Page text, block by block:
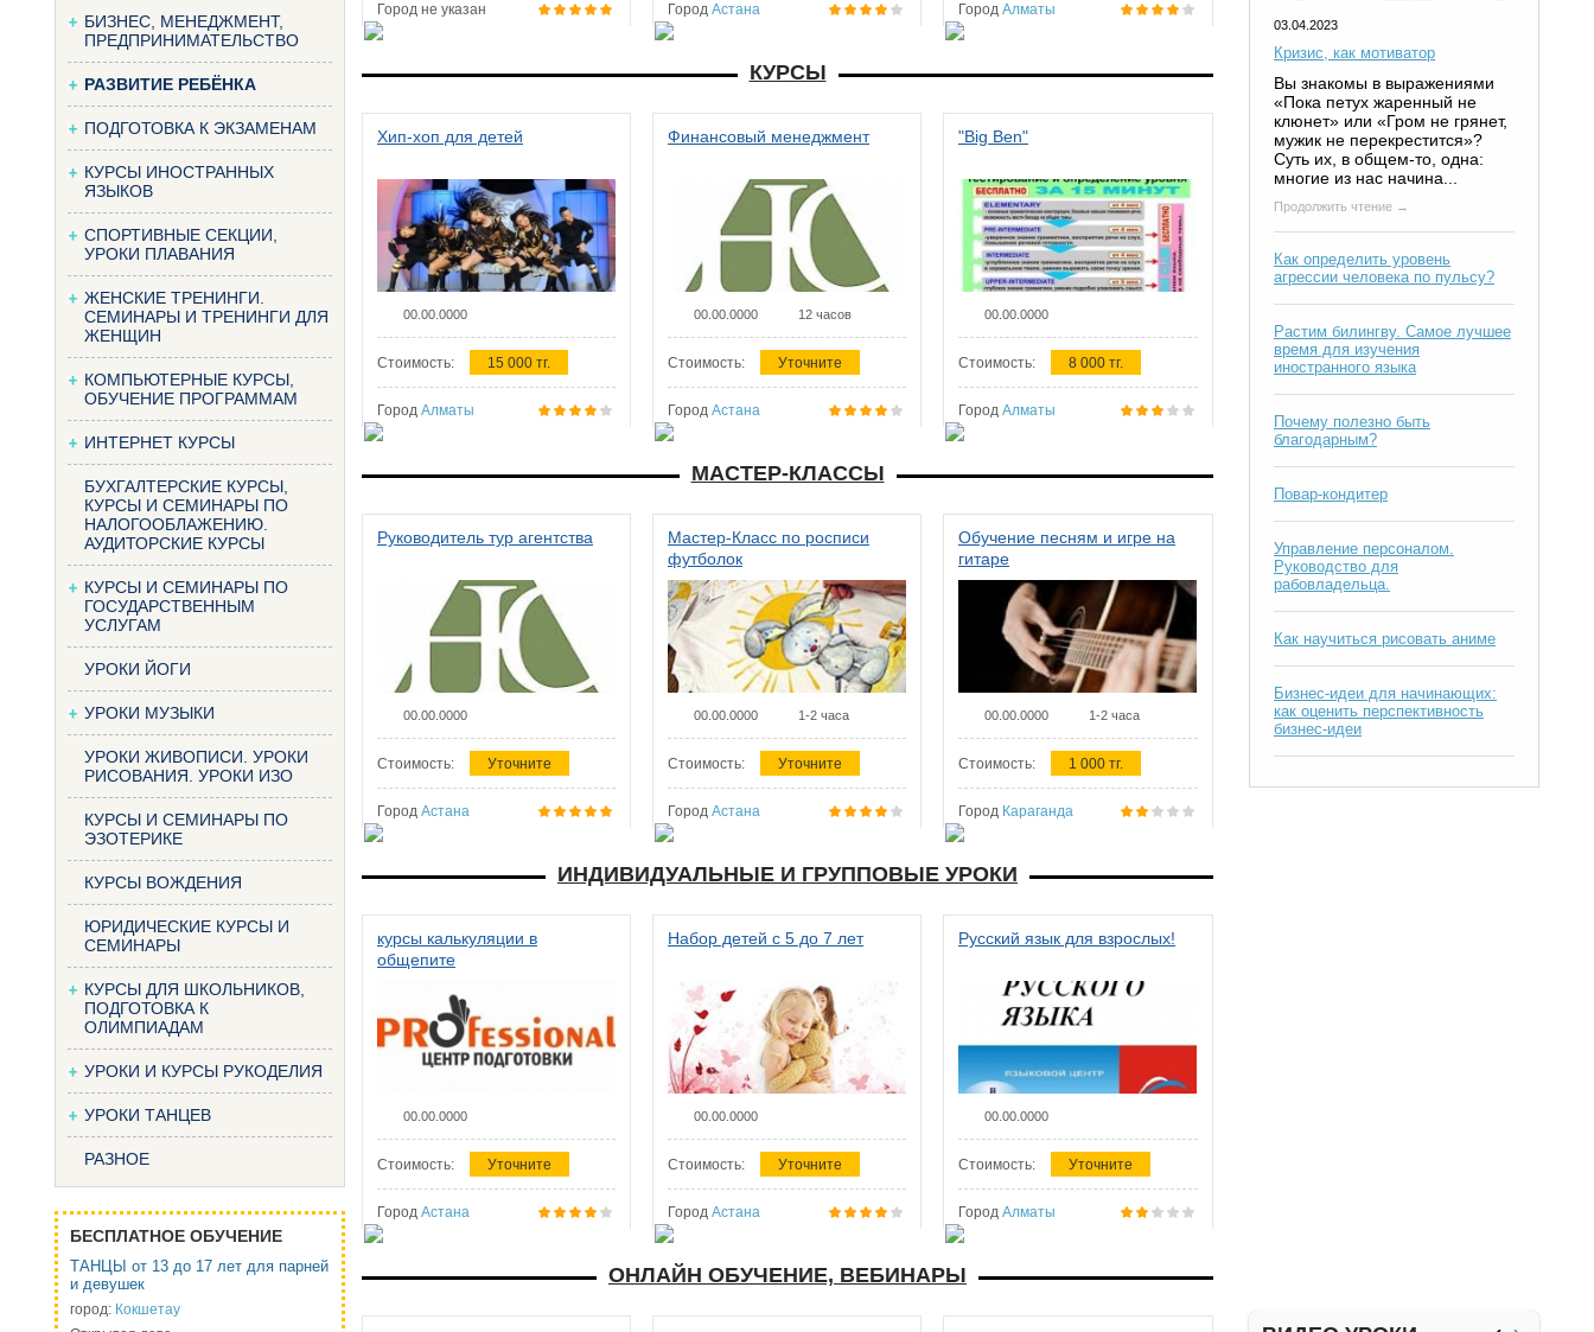
БИЗНЕС, МЕНЕДЖМЕНТ,
ПРЕДПРИНИМАТЕЛЬСТВО
РАЗВИТИЕ РЕБЁНКА
ПОДГОТОВКА К ЭКЗАМЕНАМ
КУРСЫ ИНОСТРАННЫХ
ЯЗЫКОВ
СПОРТИВНЫЕ СЕКЦИИ,
УРОКИ ПЛАВАНИЯ
ЖЕНСКИЕ ТРЕНИНГИ.
СЕМИНАРЫ И ТРЕНИНГИ ДЛЯ
ЖЕНЩИН
КОМПЬЮТЕРНЫЕ КУРСЫ,
ОБУЧЕНИЕ ПРОГРАММАМ
ИНТЕРНЕТ КУРСЫ
БУХГАЛТЕРСКИЕ КУРСЫ,
КУРСЫ И СЕМИНАРЫ ПО
НАЛОГООБЛАЖЕНИЮ.
АУДИТОРСКИЕ КУРСЫ
КУРСЫ И СЕМИНАРЫ ПО
ГОСУДАРСТВЕННЫМ
УСЛУГАМ
УРОКИ ЙОГИ
УРОКИ МУЗЫКИ
УРОКИ ЖИВОПИСИ. УРОКИ
РИСОВАНИЯ. УРОКИ ИЗО
КУРСЫ И СЕМИНАРЫ ПО
ЭЗОТЕРИКЕ
КУРСЫ ВОЖДЕНИЯ
ЮРИДИЧЕСКИЕ КУРСЫ И
СЕМИНАРЫ
КУРСЫ ДЛЯ ШКОЛЬНИКОВ,
ПОДГОТОВКА К
ОЛИМПИАДАМ
УРОКИ И КУРСЫ РУКОДЕЛИЯ
УРОКИ ТАНЦЕВ
РАЗНОЕ
БЕСПЛАТНОЕ ОБУЧЕНИЕ
ТАНЦЫ от 13 до 17 лет для парней
и девушек
город: Кокшетау
Город не указан Город Астана Город Алматы
КУРСЫ
Хип-хоп для детей
00.00.0000
Стоимость: 15 000 тг.
Город Алматы
Финансовый менеджмент
00.00.0000 12 часов
Стоимость: Уточните
Город Астана
"Big Ben"
00.00.0000
Стоимость: 8 000 тг.
Город Алматы
МАСТЕР-КЛАССЫ
Руководитель тур агентства
00.00.0000
Стоимость: Уточните
Город Астана
Мастер-Класс по росписи
футболок
00.00.0000 1-2 часа
Стоимость: Уточните
Город Астана
Обучение песням и игре на
гитаре
00.00.0000 1-2 часа
Стоимость: 1 000 тг.
Город Караганда
ИНДИВИДУАЛЬНЫЕ И ГРУППОВЫЕ УРОКИ
курсы калькуляции в
общепите
00.00.0000
Стоимость: Уточните
Город Астана
Набор детей с 5 до 7 лет
00.00.0000
Стоимость: Уточните
Город Астана
Русский язык для взрослых!
00.00.0000
Стоимость: Уточните
Город Алматы
ОНЛАЙН ОБУЧЕНИЕ, ВЕБИНАРЫ
03.04.2023
Кризис, как мотиватор
Вы знакомы в выражениями
«Пока петух жаренный не
клюнет» или «Гром не грянет,
мужик не перекрестится»?
Суть их, в общем-то, одна:
многие из нас начина...
Продолжить чтение →
Как определить уровень
агрессии человека по пульсу?
Растим билингву. Самое лучшее
время для изучения
иностранного языка
Почему полезно быть
благодарным?
Повар-кондитер
Управление персоналом.
Руководство для
рабовладельца.
Как научиться рисовать аниме
Бизнес-идеи для начинающих:
как оценить перспективность
бизнес-идеи